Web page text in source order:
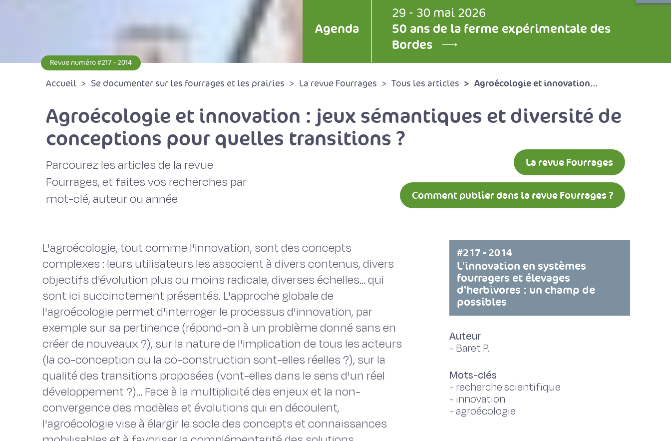
Agenda
29 - 30 mai 2026
50 ans de la ferme expérimentale des
Bordes
Revue numéro #217 - 2014
Accueil Se documenter sur les fourrages et les prairies La revue Fourrages Tous les articles Agroécologie et innovation...
Agroécologie et innovation : jeux sémantiques et diversité de
conceptions pour quelles transitions ?
Parcourez les articles de la revue
Fourrages, et faites vos recherches par
mot-clé, auteur ou année
La revue Fourrages
Comment publier dans la revue Fourrages ?
L'agroécologie, tout comme l'innovation, sont des concepts
complexes : leurs utilisateurs les associent à divers contenus, divers
objectifs d'évolution plus ou moins radicale, diverses échelles... qui
sont ici succinctement présentés. L'approche globale de
l'agroécologie permet d'interroger le processus d'innovation, par
exemple sur sa pertinence (répond-on à un problème donné sans en
créer de nouveaux ?), sur la nature de l'implication de tous les acteurs
(la co-conception ou la co-construction sont-elles réelles ?), sur la
qualité des transitions proposées (vont-elles dans le sens d'un réel
développement ?)... Face à la multiplicité des enjeux et la non-
convergence des modèles et évolutions qui en découlent,
l'agroécologie vise à élargir le socle des concepts et connaissances
#217 - 2014
L'innovation en systèmes
fourragers et élevages
d'herbivores : un champ de
possibles
Auteur
- Baret P.
Mots-clés
- recherche scientifique
- innovation
- agroécologie